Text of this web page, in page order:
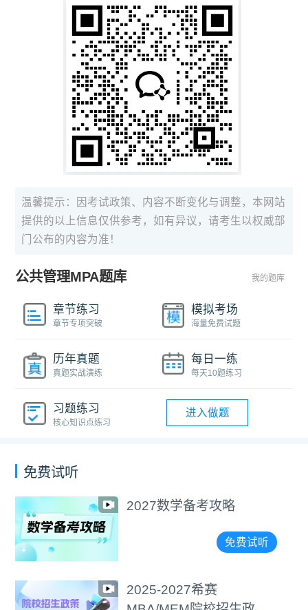
温馨提示：因考试政策、内容不断变化与调整，本网站
提供的以上信息仅供参考，如有异议，请考生以权威部
门公布的内容为准！
公共管理MPA题库 我的题库
章节练习
章节专项突破
模拟考场
海量免费试题
历年真题
真题实战演练
每日一练
每天10题练习
习题练习
核心知识点练习
进入做题
免费试听
2027数学备考攻略
免费试听
2025-2027希赛